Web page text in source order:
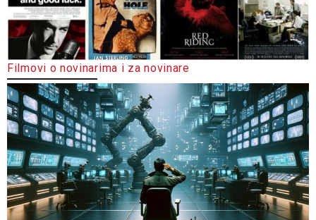
Filmovi o novinarima i za novinare